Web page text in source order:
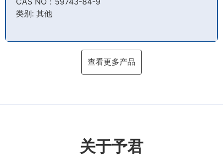
类别: 其他
查看更多产品
关于予君